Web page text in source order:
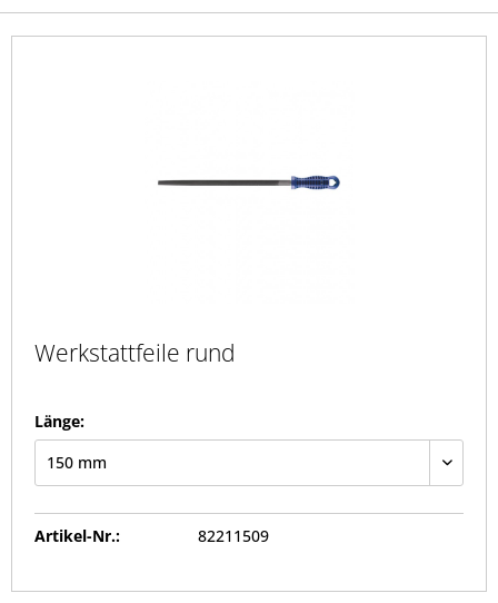
Werkstattfeile rund
Länge:
Artikel-Nr.: 82211509